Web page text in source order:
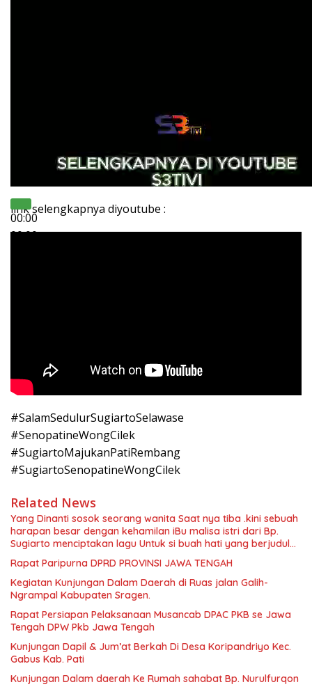
00:00
00:00
link selengkapnya diyoutube :
#SalamSedulurSugiartoSelawase
#SenopatineWongCilek
#SugiartoMajukanPatiRembang
#SugiartoSenopatineWongCilek
Related News
Yang Dinanti sosok seorang wanita Saat nya tiba .kini sebuah
harapan besar dengan kehamilan iBu malisa istri dari Bp.
Sugiarto menciptakan lagu Untuk si buah hati yang berjudul
Rapat Paripurna DPRD PROVINSI JAWA TENGAH
Kegiatan Kunjungan Dalam Daerah di Ruas jalan Galih-
Ngrampal Kabupaten Sragen.
Rapat Persiapan Pelaksanaan Musancab DPAC PKB se Jawa
Tengah DPW Pkb Jawa Tengah
Kunjungan Dapil & Jum’at Berkah Di Desa Koripandriyo Kec.
Gabus Kab. Pati
Kunjungan Dalam daerah Ke Rumah sahabat Bp. Nurulfurqon